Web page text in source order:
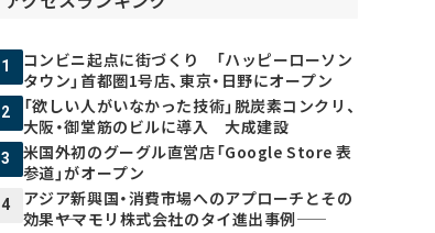
1
コンビニ起点に街づくり 「ハッピーローソン
タウン」首都圏1号店、東京・日野にオープン
2
「欲しい人がいなかった技術」脱炭素コンクリ、
大阪・御堂筋のビルに導入 大成建設
3
米国外初のグーグル直営店「Google Store 表
参道」がオープン
4
アジア新興国・消費市場へのアプローチとその
効果――ヤマモリ株式会社のタイ進出事例――